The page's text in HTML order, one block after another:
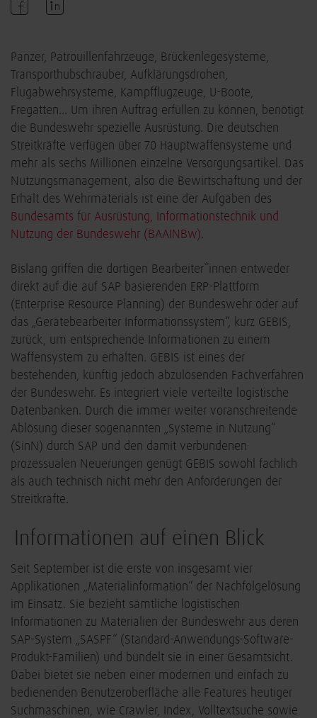
Panzer, Patrouillenfahrzeuge, Brückenlegesysteme,
Transporthubschrauber, Aufklärungsdrohen,
Flugabwehrsysteme, Kampfflugzeuge, U-Boote,
Fregatten... Um ihren Auftrag erfüllen zu können, benötigt
die Bundeswehr spezielle Ausrüstung. Die deutschen
Streitkräfte verfügen über 70 Hauptwaffensysteme und
mehr als sechs Millionen einzelne Versorgungsartikel. Das
Nutzungsmanagement, also die Bewirtschaftung und der
Erhalt des Wehrmaterials ist eine der Aufgaben des
Bundesamts für Ausrüstung, Informationstechnik und
Nutzung der Bundeswehr (BAAINBw).
Bislang griffen die dortigen Bearbeiter*innen entweder
direkt auf die auf SAP basierenden ERP-Plattform
(Enterprise Resource Planning) der Bundeswehr oder auf
das „Gerätebearbeiter Informationssystem“, kurz GEBIS,
zurück, um entsprechende Informationen zu einem
Waffensystem zu erhalten. GEBIS ist eines der
bestehenden, künftig jedoch abzulösenden Fachverfahren
der Bundeswehr. Es integriert viele verteilte logistische
Datenbanken. Durch die immer weiter voranschreitende
Ablösung dieser sogenannten „Systeme in Nutzung“
(SinN) durch SAP und den damit verbundenen
prozessualen Neuerungen genügt GEBIS sowohl fachlich
als auch technisch nicht mehr den Anforderungen der
Streitkräfte.
Informationen auf einen Blick
Seit September ist die erste von insgesamt vier
Applikationen „Materialinformation“ der Nachfolgelösung
im Einsatz. Sie bezieht sämtliche logistischen
Informationen zu Materialien der Bundeswehr aus deren
SAP-System „SASPF“ (Standard-Anwendungs-Software-
Produkt-Familien) und bündelt sie in einer Gesamtsicht.
Dabei bietet sie neben einer modernen und einfach zu
bedienenden Benutzeroberfläche alle Features heutiger
Suchmaschinen, wie Crawler, Index, Volltextsuche sowie